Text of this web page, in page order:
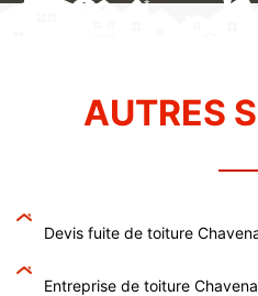
AUTRES
Devis fuite de toiture
Entreprise de toiture